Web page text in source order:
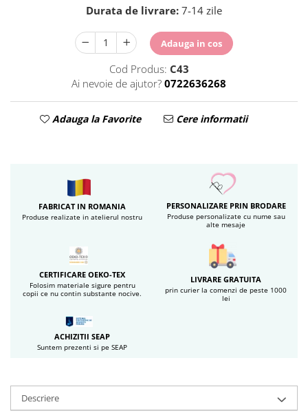
Durata de livrare: 7-14 zile
Adauga in cos
Cod Produs: C43
Ai nevoie de ajutor? 0722636268
Adauga la Favorite Cere informatii
FABRICAT IN ROMANIA
Produse realizate in atelierul nostru
PERSONALIZARE PRIN BRODARE
Produse personalizate cu nume sau
alte mesaje
CERTIFICARE OEKO-TEX
Folosim materiale sigure pentru
copii ce nu contin substante nocive.
LIVRARE GRATUITA
prin curier la comenzi de peste 1000
lei
ACHIZITII SEAP
Suntem prezenti si pe SEAP
Descriere